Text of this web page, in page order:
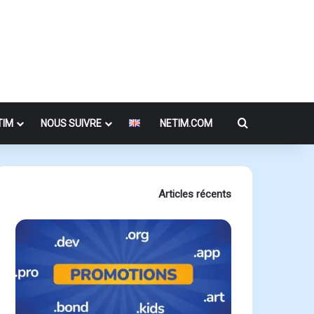
NOUS SUIVRE NETIM.COM Rechercher
Articles récents